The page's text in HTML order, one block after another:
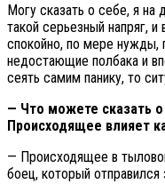
Могу сказать о себе, я
такой серьезный напряг,
спокойно, по мере нужды,
недостающие полбака и
сеять самим панику, то
— Что можете сказать о
Происходящее влияет
— Происходящее в
боец, который